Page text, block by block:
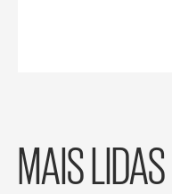
MAIS LIDAS